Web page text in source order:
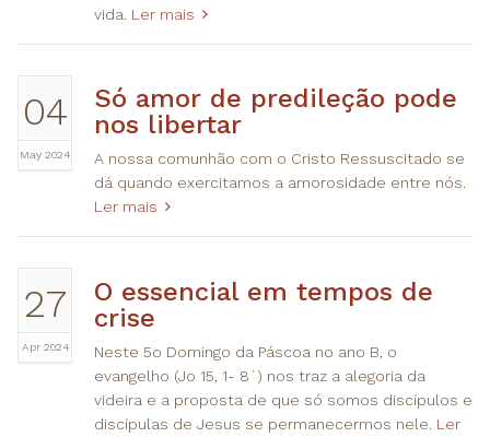
vida. Ler mais
04
May 2024
Só amor de predileção pode
nos libertar
A nossa comunhão com o Cristo Ressuscitado se
dá quando exercitamos a amorosidade entre nós.
Ler mais
27
Apr 2024
O essencial em tempos de
crise
Neste 5o Domingo da Páscoa no ano B, o
evangelho (Jo 15, 1- 8`) nos traz a alegoria da
videira e a proposta de que só somos discípulos e
discípulas de Jesus se permanecermos nele. Ler